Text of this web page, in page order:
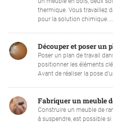
thermique. Vous travaillez
pour la solution chimique....
Découper et poser un
Poser un plan de travail
positionner les éléments
Avant de réaliser la pose
Fabriquer un meuble
Construire un meuble de
à suspendre, est possible